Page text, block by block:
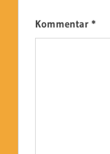
Kommentar *